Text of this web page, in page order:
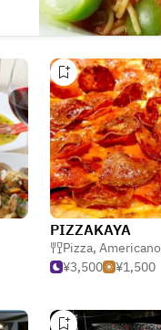
PIZZAKAYA
Pizza, Americano
¥3,500
¥1,500